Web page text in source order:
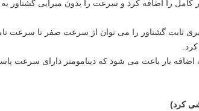
را اضافه کرد و سرعت را بدون میرایی گشتاور به
ثابت گشتاور را می توان از سرعت صفر تا سرعت
بار باعث می شود که دینامومتر دارای سرعت پاسخ
کرد)